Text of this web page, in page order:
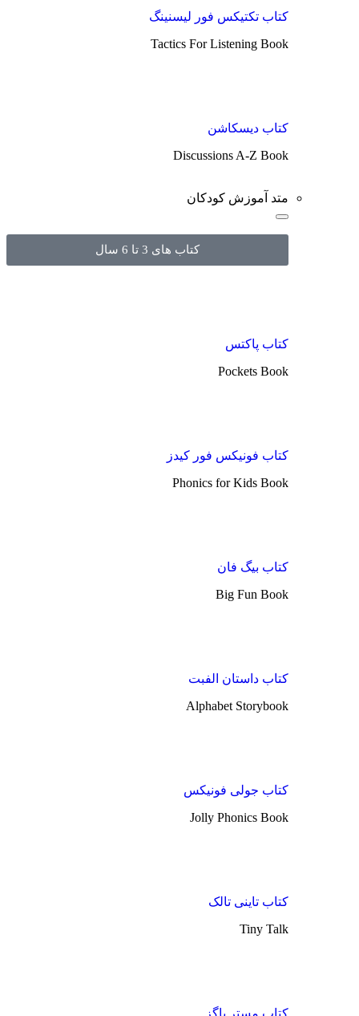
کتاب تکتیکس فور لیسنینگ
Tactics For Listening Book
کتاب دیسکاشن
Discussions A-Z Book
متد آموزش کودکان
کتاب های 3 تا 6 سال
کتاب پاکتس
Pockets Book
کتاب فونیکس فور کیدز
Phonics for Kids Book
کتاب بیگ فان
Big Fun Book
کتاب داستان الفبت
Alphabet Storybook
کتاب جولی فونیکس
Jolly Phonics Book
کتاب تاینی تالک
Tiny Talk
کتاب مستر باگز